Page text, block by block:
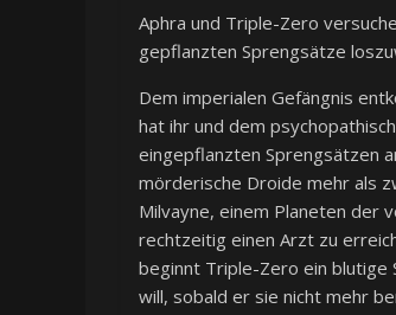
Aphra und Triple-Zero
gepflanzten Sprengsätze
Dem imperialen Gefängnis
hat ihr und dem
eingepflanzten Sprengsätzen
mörderische Droide mehr als
Milvayne, einem Planeten der
rechtzeitig einen Arzt zu
beginnt Triple-Zero ein blutige
will, sobald er sie nicht mehr